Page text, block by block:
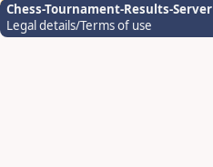
Chess-Tournament-Results-Server
Legal details/Terms of use